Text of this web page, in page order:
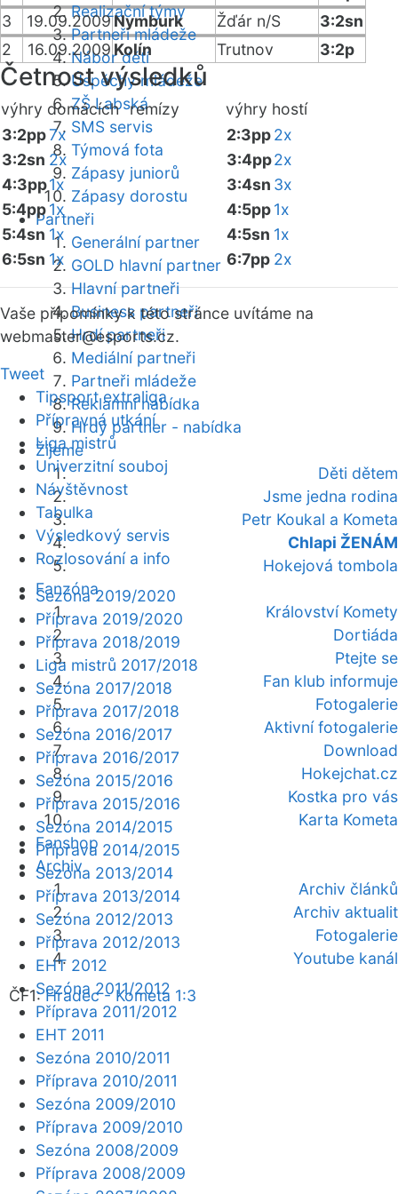
Realizační týmy
Partneři mládeže
Nábor dětí
Úspěchy mládeže
ZŠ Labská
SMS servis
Týmová fota
Zápasy juniorů
Zápasy dorostu
Partneři
Generální partner
GOLD hlavní partner
Hlavní partneři
Business partneři
Hrdí partneři
Mediální partneři
Partneři mládeže
Reklamní nabídka
Hrdý partner - nabídka
Žijeme
Děti dětem
Jsme jedna rodina
Petr Koukal a Kometa
Chlapi ŽENÁM
Hokejová tombola
Fanzóna
Království Komety
Dortiáda
Ptejte se
Fan klub informuje
Fotogalerie
Aktivní fotogalerie
Download
Hokejchat.cz
Kostka pro vás
Karta Kometa
Fanshop
Archiv
Archiv článků
Archiv aktualit
Fotogalerie
Youtube kanál
ČF1:Hradec - Kometa 1:3
3
19.09.2009Nymburk Žďár n/S
3:2sn
2
16.09.2009 Kolín Trutnov 3:2p
Četnost výsledků
výhry domácíchremízy výhry hostí
3:2pp7x
3:2sn 2x
4:3pp1x
5:4pp1x
5:4sn 1x
6:5sn 1x
2:3pp2x
3:4pp2x
3:4sn 3x
4:5pp1x
4:5sn 1x
6:7pp 2x
Vaše připomínky k této stránce uvítáme na
webmaster@esports.cz.
Tweet
Tipsport extraliga
Přípravná utkání
Liga mistrů
Univerzitní souboj
Návštěvnost
Tabulka
Výsledkový servis
Rozlosování a info
Sezóna 2019/2020
Příprava 2019/2020
Příprava 2018/2019
Liga mistrů 2017/2018
Sezóna 2017/2018
Příprava 2017/2018
Sezóna 2016/2017
Příprava 2016/2017
Sezóna 2015/2016
Příprava 2015/2016
Sezóna 2014/2015
Příprava 2014/2015
Sezóna 2013/2014
Příprava 2013/2014
Sezóna 2012/2013
Příprava 2012/2013
EHT 2012
Sezóna 2011/2012
Příprava 2011/2012
EHT 2011
Sezóna 2010/2011
Příprava 2010/2011
Sezóna 2009/2010
Příprava 2009/2010
Sezóna 2008/2009
Příprava 2008/2009